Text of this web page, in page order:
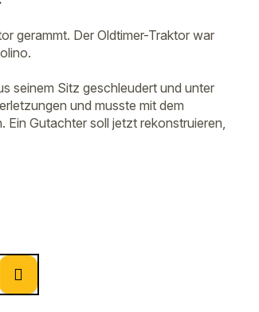
gerammt. Der Oldtimer-Traktor war
seinem Sitz geschleudert und unter
und musste mit dem
Ein Gutachter soll jetzt rekonstruieren,